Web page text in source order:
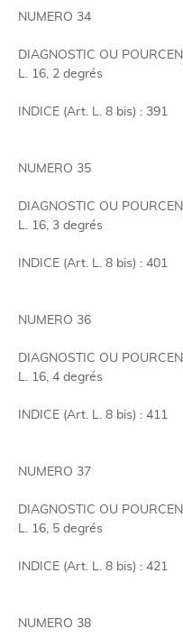
NUMERO 34
DIAGNOSTIC OU
L. 16, 2 degrés
INDICE (Art. L. 8 bis) : 391
NUMERO 35
DIAGNOSTIC OU
L. 16, 3 degrés
INDICE (Art. L. 8 bis) : 401
NUMERO 36
DIAGNOSTIC OU
L. 16, 4 degrés
INDICE (Art. L. 8 bis) : 411
NUMERO 37
DIAGNOSTIC OU
L. 16, 5 degrés
INDICE (Art. L. 8 bis) : 421
NUMERO 38